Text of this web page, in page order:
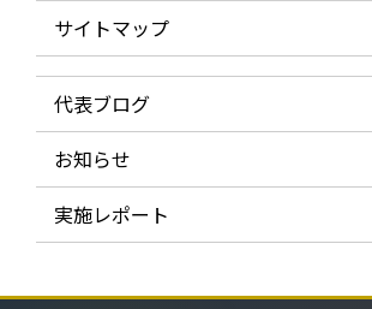
サイトマップ
代表ブログ
お知らせ
実施レポート